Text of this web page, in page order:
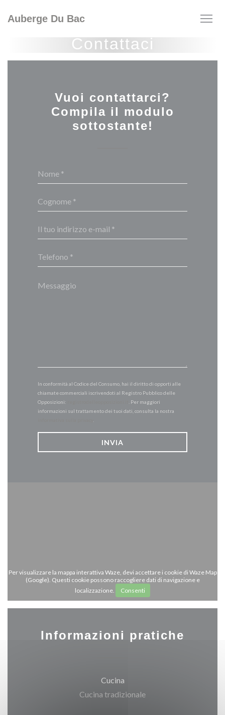
Auberge Du Bac
Contattaci
Vuoi contattarci?
Compila il modulo
sottostante!
In conformità al Codice del Consumo, hai il diritto di opporti alle
chiamate commerciali iscrivendoti al Registro Pubblico delle
Opposizioni:
. Per maggiori
informazioni sul trattamento dei tuoi dati, consulta la nostra
Per visualizzare la mappa interattiva Waze, devi accettare i cookie di Waze Map
(Google). Questi cookie possono raccogliere dati di navigazione e
localizzazione.
Consenti
Informazioni pratiche
Cucina
Cucina tradizionale